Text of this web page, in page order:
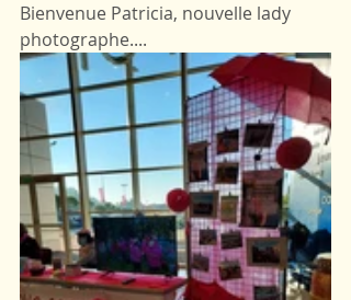
Bienvenue Patricia, nouvelle lady
photographe....